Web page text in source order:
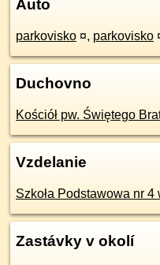
Auto
parkovisko ¤, parkovisko
Duchovno
Kościół pw. Świętego
Vzdelanie
Szkoła Podstawowa nr 4
Zastávky v okolí